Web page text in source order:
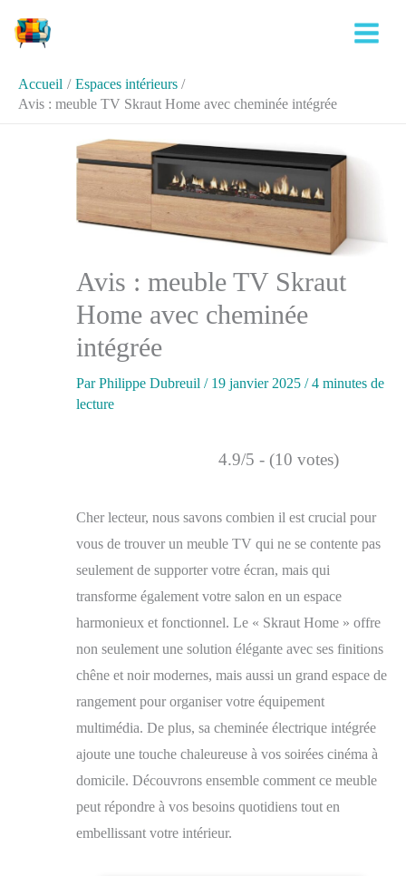
Accueil
Espaces intérieurs
Avis : meuble TV Skraut Home avec cheminée intégrée
Avis : meuble TV Skraut
Home avec cheminée
intégrée
ParPhilippe Dubreuil / 19 janvier 2025 /4 minutes de
lecture
4.9/5 - (10 votes)
Cher lecteur, nous savons combien il est crucial pour
vous de trouver un meuble TV qui ne se contente pas
seulement de supporter votre écran, mais qui
transforme également votre salon en un espace
harmonieux et fonctionnel. Le « Skraut Home » offre
non seulement une solution élégante avec ses finitions
chêne et noir modernes, mais aussi un grand espace de
rangement pour organiser votre équipement
multimédia. De plus, sa cheminée électrique intégrée
ajoute une touche chaleureuse à vos soirées cinéma à
domicile. Découvrons ensemble comment ce meuble
peut répondre à vos besoins quotidiens tout en
embellissant votre intérieur.